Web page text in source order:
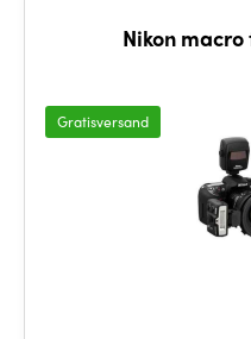
Nikon macro
Gratisversand